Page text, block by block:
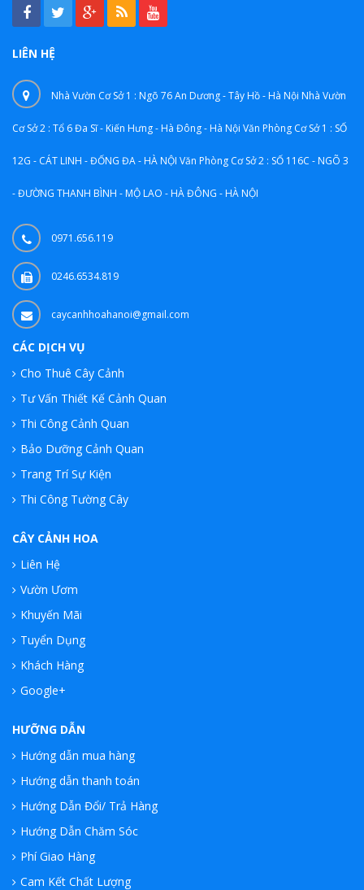
LIÊN HỆ
Nhà Vườn Cơ Sở 1 : Ngõ 76 An Dương - Tây Hồ - Hà Nội Nhà Vườn
Cơ Sở 2 : Tổ 6 Đa Sĩ - Kiến Hưng - Hà Đông - Hà Nội Văn Phòng Cơ Sở 1 : SỐ
12G - CÁT LINH - ĐỐNG ĐA - HÀ NỘI Văn Phòng Cơ Sở 2 : SỐ 116C - NGÕ 3
- ĐƯỜNG THANH BÌNH - MỘ LAO - HÀ ĐÔNG - HÀ NỘI
0971.656.119
0246.6534.819
caycanhhoahanoi@gmail.com
CÁC DỊCH VỤ
Cho Thuê Cây Cảnh
Tư Vấn Thiết Kế Cảnh Quan
Thi Công Cảnh Quan
Bảo Dưỡng Cảnh Quan
Trang Trí Sự Kiện
Thi Công Tường Cây
CÂY CẢNH HOA
Liên Hệ
Vườn Ươm
Khuyến Mãi
Tuyển Dụng
Khách Hàng
Google+
HƯỠNG DẪN
Hướng dẫn mua hàng
Hướng dẫn thanh toán
Hướng Dẫn Đổi/ Trả Hàng
Hướng Dẫn Chăm Sóc
Phí Giao Hàng
Cam Kết Chất Lượng